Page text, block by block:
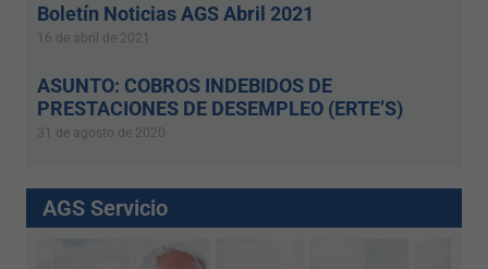
Boletín Noticias AGS Abril 2021
16 de abril de 2021
ASUNTO: COBROS INDEBIDOS DE
PRESTACIONES DE DESEMPLEO (ERTE’S)
31 de agosto de 2020
AGS Servicio